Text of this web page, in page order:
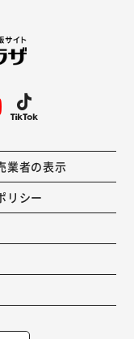
業者の表示
リシー